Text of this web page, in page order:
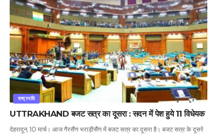
राष्ट्रपति
UTTRAKHAND बजट सत्र का दूसरा : सदन में पेश हुये 11 विधेयक
देहरादून, 10 मार्च। आज गैरसैंण भराड़ीसैंण में बजट सत्र का दूसरा है। बजट सत्र के दूसरे